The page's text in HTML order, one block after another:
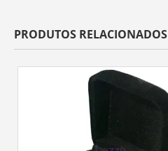
PRODUTOS RELACIONADOS